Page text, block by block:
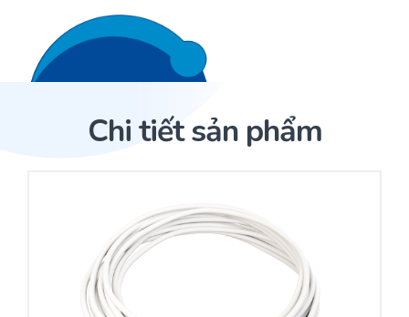
Trang Chủ
Cảm biến ACI
Nhà phân phối cảm biến
Chi tiết sản phẩm